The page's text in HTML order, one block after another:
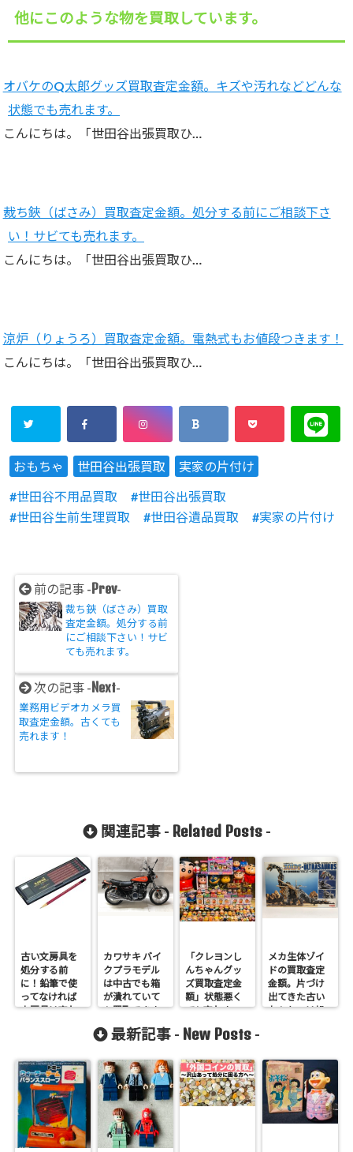
他にこのような物を買取しています。
オバケのQ太郎グッズ買取査定金額。キズや汚れなどどんな
状態でも売れます。
こんにちは。「世田谷出張買取ひ…
裁ち鋏（ばさみ）買取査定金額。処分する前にご相談下さ
い！サビても売れます。
こんにちは。「世田谷出張買取ひ…
涼炉（りょうろ）買取査定金額。電熱式もお値段つきます！
こんにちは。「世田谷出張買取ひ…
おもちゃ 世田谷出張買取
実家の片付け
世田谷不用品買取
世田谷出張買取
世田谷生前生理買取
世田谷遺品買取 実家の片付け
前の記事 -Prev-
裁ち鋏（ばさみ）買取
査定金額。処分する前
にご相談下さい！サビ
ても売れます。
次の記事 -Next-
業務用ビデオカメラ買
取査定金額。古くても
売れます！
関連記事 - Related Posts-
古い文房具を
処分する前
に！鉛筆で使
ってなければ
文房具は売れ
カワサキ バイ
クプラモデル
は中古でも箱
が潰れていて
も買取できま
「クレヨンし
んちゃんグッ
ズ買取査定金
額」状態悪く
ても売れま
メカ生体ゾイ
ドの買取査定
金額。片づけ
出てきた古い
おもちゃは処
最新記事 - New Posts -